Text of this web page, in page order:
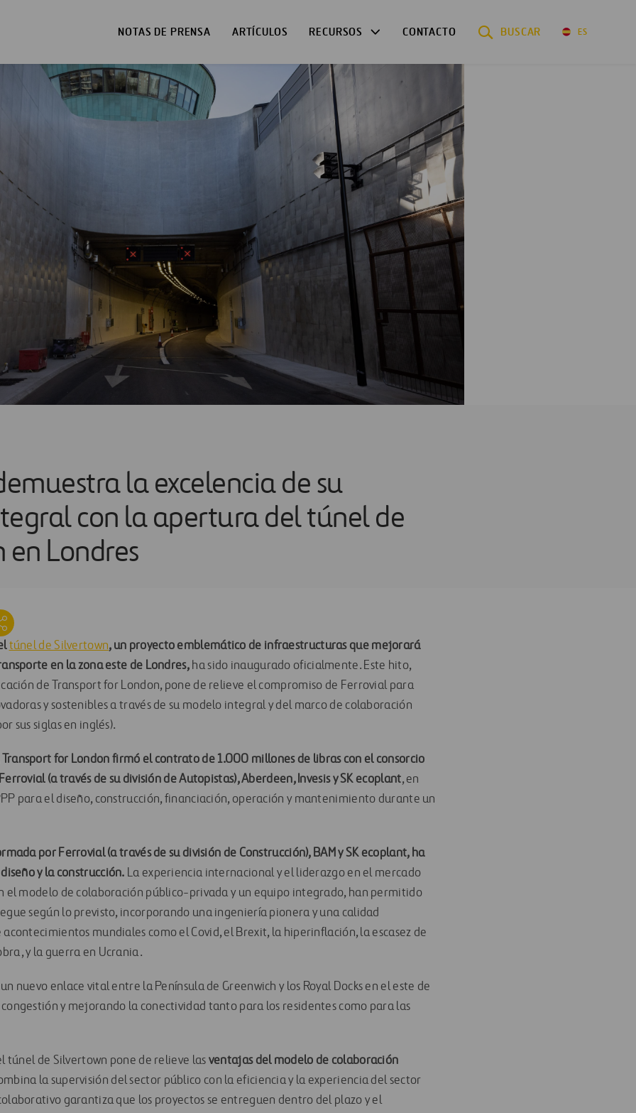
NOTAS DE PRENSA ARTÍCULOS RECURSOS CONTACTO BUSCAR ES
la excelencia de su
con la apertura del túnel de
en Londres
túnel de Silvertown, un proyecto emblemático de infraestructuras que mejorará
en la zona este de Londres, ha sido inaugurado oficialmente. Este hito,
de Transport for London, pone de relieve el compromiso de Ferrovial para
y sostenibles a través de su modelo integral y del marco de colaboración
sus siglas en inglés).
Transport for London firmó el contrato de 1.000 millones de libras con el consorcio
(a través de su división de Autopistas), Aberdeen, Invesis y SK ecoplant, en
para el diseño, construcción, financiación, operación y mantenimiento durante un
por Ferrovial (a través de su división de Construcción), BAM y SK ecoplant, ha
y la construcción. La experiencia internacional y el liderazgo en el mercado
el modelo de colaboración público-privada y un equipo integrado, han permitido
según lo previsto, incorporando una ingeniería pionera y una calidad
acontecimientos mundiales como el Covid, el Brexit, la hiperinflación, la escasez de
y la guerra en Ucrania.
nuevo enlace vital entre la Península de Greenwich y los Royal Docks en el este de
y mejorando la conectividad tanto para los residentes como para las
túnel de Silvertown pone de relieve las ventajas del modelo de colaboración
la supervisión del sector público con la eficiencia y la experiencia del sector
garantiza que los proyectos se entreguen dentro del plazo y el